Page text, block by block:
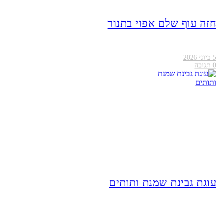
חזה עוף שלם אפוי בתנור
5 ביוני 2026
0 תגובה
עוגת גבינת שמנת ותותים